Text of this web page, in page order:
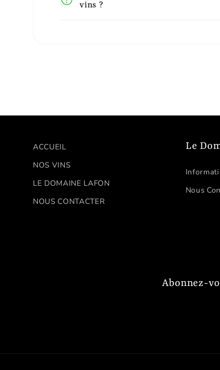
vins ?
ACCUEIL
NOS VINS
LE DOMAINE LAFON
NOUS CONTACTER
Le
Nous
Abonnez-